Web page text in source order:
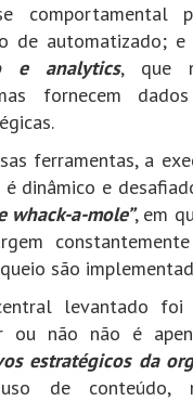
comportamental
de automatizado; e
e analytics, que
fornecem
ferramentas, a
dinâmico e
whack-a-mole”, em
são
levantado foi
ou não não é
estratégicos da
de conteúdo,